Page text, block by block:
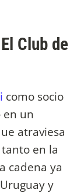
Club de
como socio
en un
atraviesa
en la
cadena ya
y